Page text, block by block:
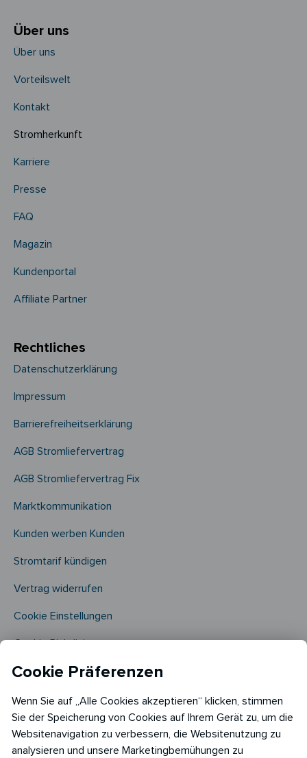
Über uns
Über uns
Vorteilswelt
Kontakt
Stromherkunft
Karriere
Presse
FAQ
Magazin
Kundenportal
Affiliate Partner
Rechtliches
Datenschutzerklärung
Impressum
Barrierefreiheitserklärung
AGB Stromliefervertrag
AGB Stromliefervertrag Fix
Marktkommunikation
Kunden werben Kunden
Stromtarif kündigen
Vertrag widerrufen
Cookie Einstellungen
Cookie Richtlinie​
Cookie Präferenzen
Wenn Sie auf „Alle Cookies akzeptieren“ klicken, stimmen
Sie der Speicherung von Cookies auf Ihrem Gerät zu, um die
Websitenavigation zu verbessern, die Websitenutzung zu
analysieren und unsere Marketingbemühungen zu